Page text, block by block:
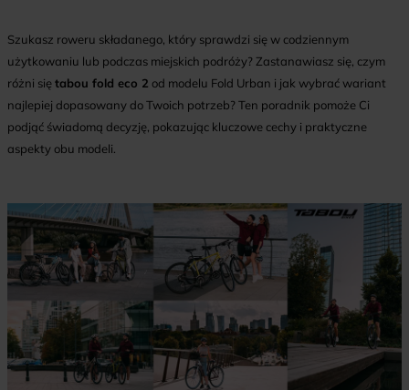
Szukasz roweru składanego, który sprawdzi się w codziennym
użytkowaniu lub podczas miejskich podróży? Zastanawiasz się, czym
różni siętabou fold eco 2 od modelu Fold Urban i jak wybrać wariant
najlepiej dopasowany do Twoich potrzeb? Ten poradnik pomoże Ci
podjąć świadomą decyzję, pokazując kluczowe cechy i praktyczne
aspekty obu modeli.